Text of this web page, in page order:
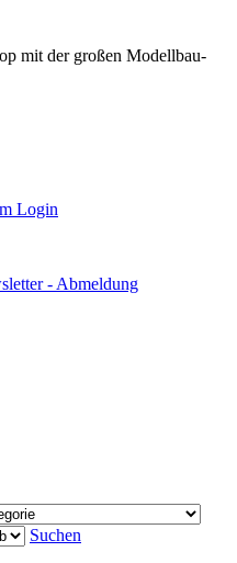
mit der großen Modellbau-
Login
- Abmeldung
Suchen